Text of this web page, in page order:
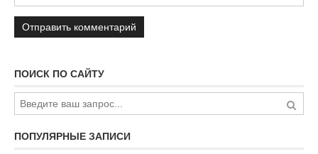
ПОИСК ПО САЙТУ
ПОПУЛЯРНЫЕ ЗАПИСИ